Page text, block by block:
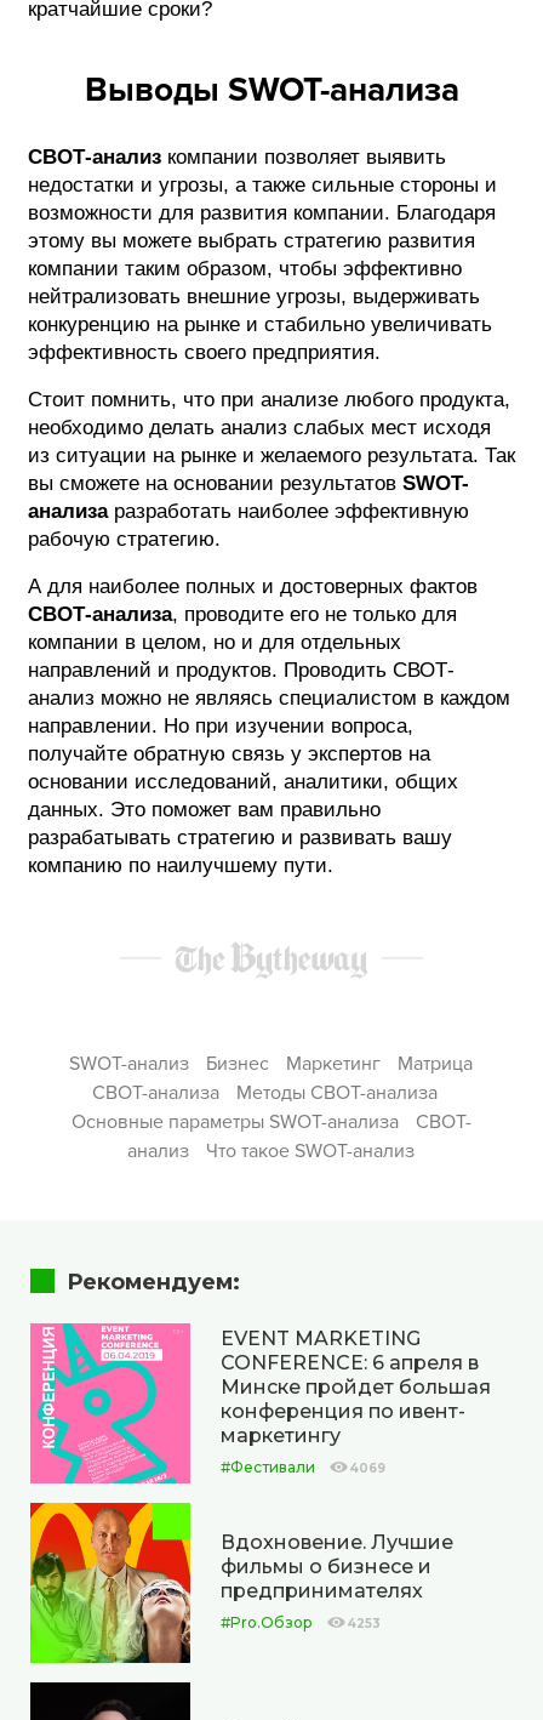
кратчайшие сроки?
Выводы SWOT-анализа
СВОТ-анализ компании позволяет выявить
недостатки и угрозы, а также сильные стороны и
возможности для развития компании. Благодаря
этому вы можете выбрать стратегию развития
компании таким образом, чтобы эффективно
нейтрализовать внешние угрозы, выдерживать
конкуренцию на рынке и стабильно увеличивать
эффективность своего предприятия.
Стоит помнить, что при анализе любого продукта,
необходимо делать анализ слабых мест исходя
из ситуации на рынке и желаемого результата. Так
вы сможете на основании результатов SWOT-
анализаразработать наиболее эффективную
рабочую стратегию.
А для наиболее полных и достоверных фактов
СВОТ-анализа, проводите его не только для
компании в целом, но и для отдельных
направлений и продуктов. Проводить СВОТ-
анализ можно не являясь специалистом в каждом
направлении. Но при изучении вопроса,
получайте обратную связь у экспертов на
основании исследований, аналитики, общих
данных. Это поможет вам правильно
разрабатывать стратегию и развивать вашу
компанию по наилучшему пути.
SWOT-анализ Бизнес Маркетинг
Матрица
СВОТ-анализа
Методы СВОТ-анализа
Основные параметры SWOT-анализа
СВОТ-
анализ
Что такое SWOT-анализ
Рекомендуем:
EVENT MARKETING
CONFERENCE: 6 апреля в
Минске пройдет большая
конференция по ивент-
маркетингу
#Фестивали 4069
Вдохновение. Лучшие
фильмы о бизнесе и
предпринимателях
#Pro.Обзор 4253